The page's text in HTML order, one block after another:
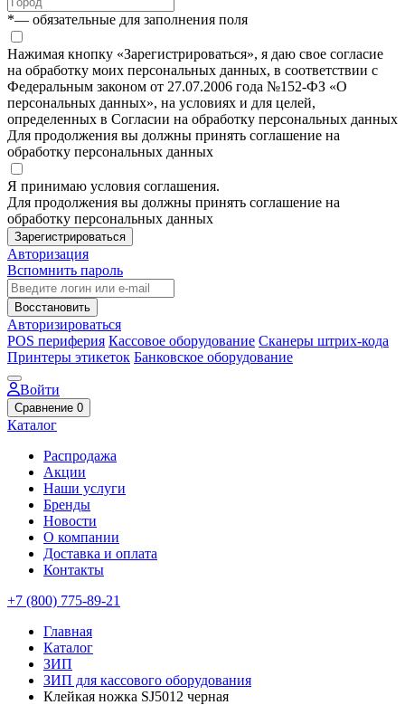
*— обязательные для заполнения поля
Нажимая кнопку «Зарегистрироваться», я даю свое согласие
на обработку моих персональных данных, в соответствии с
Федеральным законом от 27.07.2006 года №152-ФЗ «О
персональных данных», на условиях и для целей,
определенных в Согласии на обработку персональных данных
Для продолжения вы должны принять соглашение на
обработку персональных данных
Я принимаю условия соглашения.
Для продолжения вы должны принять соглашение на
обработку персональных данных
Зарегистрироваться
Авторизация
Вспомнить пароль
Восстановить
Авторизироваться
POS периферия Кассовое оборудование Сканеры штрих-кода
Принтеры этикеток Банковское оборудование
Войти
Сравнение 0
Каталог
Распродажа
Акции
Наши услуги
Бренды
Новости
О компании
Доставка и оплата
Контакты
+7 (800) 775-89-21
Главная
Каталог
ЗИП
ЗИП для кассового оборудования
Клейкая ножка SJ5012 черная